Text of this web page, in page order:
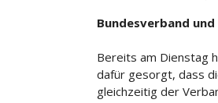
Bundesverband
Bereits am Dienstag
dafür gesorgt, dass
gleichzeitig der